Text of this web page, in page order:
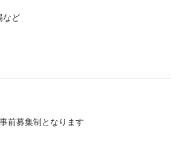
など
前募集制となります